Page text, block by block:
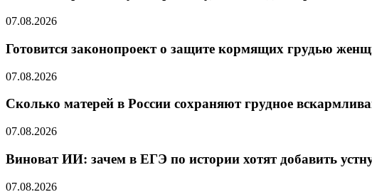
07.08.2026
Готовится законопроект о защите кормящих грудью
07.08.2026
Сколько матерей в России сохраняют грудное
07.08.2026
Виноват ИИ: зачем в ЕГЭ по истории хотят добавить
07.08.2026